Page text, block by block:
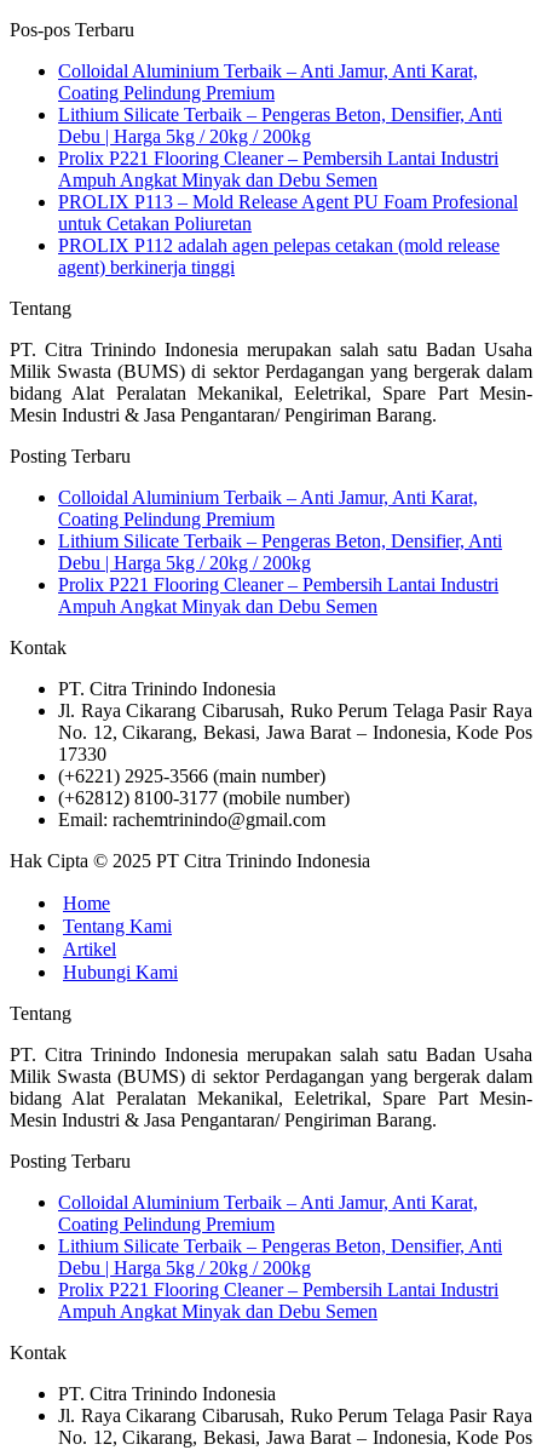
Pos-pos Terbaru
Colloidal Aluminium Terbaik – Anti Jamur, Anti Karat,
Coating Pelindung Premium
Lithium Silicate Terbaik – Pengeras Beton, Densifier, Anti
Debu | Harga 5kg / 20kg / 200kg
Prolix P221 Flooring Cleaner – Pembersih Lantai Industri
Ampuh Angkat Minyak dan Debu Semen
PROLIX P113 – Mold Release Agent PU Foam Profesional
untuk Cetakan Poliuretan
PROLIX P112 adalah agen pelepas cetakan (mold release
agent) berkinerja tinggi
Tentang
PT. Citra Trinindo Indonesia merupakan salah satu Badan Usaha
Milik Swasta (BUMS) di sektor Perdagangan yang bergerak dalam
bidang Alat Peralatan Mekanikal, Eeletrikal, Spare Part Mesin-
Mesin Industri & Jasa Pengantaran/ Pengiriman Barang.
Posting Terbaru
Colloidal Aluminium Terbaik – Anti Jamur, Anti Karat,
Coating Pelindung Premium
Lithium Silicate Terbaik – Pengeras Beton, Densifier, Anti
Debu | Harga 5kg / 20kg / 200kg
Prolix P221 Flooring Cleaner – Pembersih Lantai Industri
Ampuh Angkat Minyak dan Debu Semen
Kontak
PT. Citra Trinindo Indonesia
Jl. Raya Cikarang Cibarusah, Ruko Perum Telaga Pasir Raya
No. 12, Cikarang, Bekasi, Jawa Barat – Indonesia, Kode Pos
17330
(+6221) 2925-3566 (main number)
(+62812) 8100-3177 (mobile number)
Email: rachemtrinindo@gmail.com
Hak Cipta © 2025 PT Citra Trinindo Indonesia
Home
Tentang Kami
Artikel
Hubungi Kami
Tentang
PT. Citra Trinindo Indonesia merupakan salah satu Badan Usaha
Milik Swasta (BUMS) di sektor Perdagangan yang bergerak dalam
bidang Alat Peralatan Mekanikal, Eeletrikal, Spare Part Mesin-
Mesin Industri & Jasa Pengantaran/ Pengiriman Barang.
Posting Terbaru
Colloidal Aluminium Terbaik – Anti Jamur, Anti Karat,
Coating Pelindung Premium
Lithium Silicate Terbaik – Pengeras Beton, Densifier, Anti
Debu | Harga 5kg / 20kg / 200kg
Prolix P221 Flooring Cleaner – Pembersih Lantai Industri
Ampuh Angkat Minyak dan Debu Semen
Kontak
PT. Citra Trinindo Indonesia
Jl. Raya Cikarang Cibarusah, Ruko Perum Telaga Pasir Raya
No. 12, Cikarang, Bekasi, Jawa Barat – Indonesia, Kode Pos